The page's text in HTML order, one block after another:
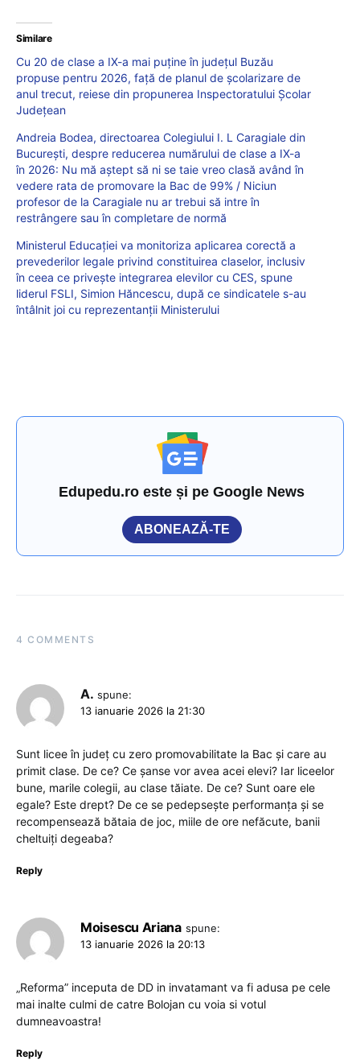
Similare
Cu 20 de clase a IX-a mai puține în județul Buzău
propuse pentru 2026, față de planul de școlarizare de
anul trecut, reiese din propunerea Inspectoratului Școlar
Județean
Andreia Bodea, directoarea Colegiului I. L Caragiale din
București, despre reducerea numărului de clase a IX-a
în 2026: Nu mă aştept să ni se taie vreo clasă având în
vedere rata de promovare la Bac de 99% / Niciun
profesor de la Caragiale nu ar trebui să intre în
restrângere sau în completare de normă
Ministerul Educației va monitoriza aplicarea corectă a
prevederilor legale privind constituirea claselor, inclusiv
în ceea ce privește integrarea elevilor cu CES, spune
liderul FSLI, Simion Hăncescu, după ce sindicatele s-au
întâlnit joi cu reprezentanții Ministerului
Edupedu.ro este și pe Google News
ABONEAZĂ-TE
4 COMMENTS
A. spune:
13 ianuarie 2026 la 21:30
Sunt licee în județ cu zero promovabilitate la Bac și care au
primit clase. De ce? Ce șanse vor avea acei elevi? Iar liceelor
bune, marile colegii, au clase tăiate. De ce? Sunt oare ele
egale? Este drept? De ce se pedepsește performanța și se
recompensează bătaia de joc, miile de ore nefăcute, banii
cheltuiți degeaba?
Reply
Moisescu Ariana spune:
13 ianuarie 2026 la 20:13
„Reforma” inceputa de DD in invatamant va fi adusa pe cele
mai inalte culmi de catre Bolojan cu voia si votul
dumneavoastra!
Reply